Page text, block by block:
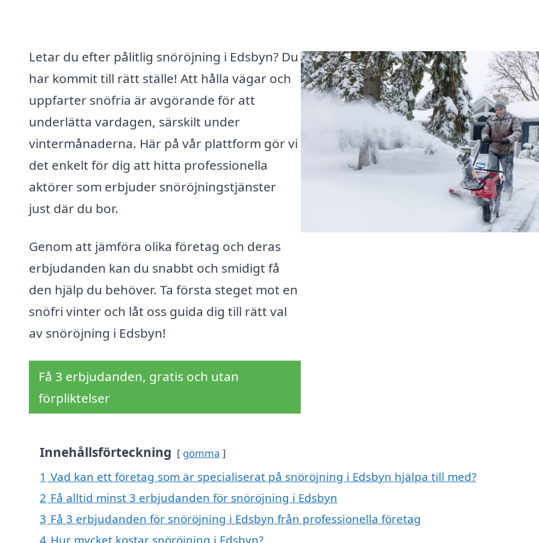
Letar du efter pålitlig snöröjning i Edsbyn? Du
har kommit till rätt ställe! Att hålla vägar och
uppfarter snöfria är avgörande för att
underlätta vardagen, särskilt under
vintermånaderna. Här på vår plattform gör vi
det enkelt för dig att hitta professionella
aktörer som erbjuder snöröjningstjänster
just där du bor.
Genom att jämföra olika företag och deras
erbjudanden kan du snabbt och smidigt få
den hjälp du behöver. Ta första steget mot en
snöfri vinter och låt oss guida dig till rätt val
av snöröjning i Edsbyn!
Få 3 erbjudanden, gratis och utan
förpliktelser
Innehållsförteckning gömma
1 Vad kan ett företag som är specialiserat på snöröjning i Edsbyn hjälpa till med?
2 Få alltid minst 3 erbjudanden för snöröjning i Edsbyn
3 Få 3 erbjudanden för snöröjning i Edsbyn från professionella företag
4 Hur mycket kostar snöröjning i Edsbyn?